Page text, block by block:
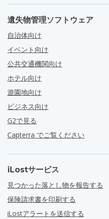
遺失物管理ソフトウェア
自治体向け
イベント向け
公共交通機関向け
ホテル向け
遊園地向け
ビジネス向け
G2で見る
Capterra でご覧ください
iLostサービス
見つかった落とし物を報告する
保険請求書を印刷する
iLostアラートを送信する